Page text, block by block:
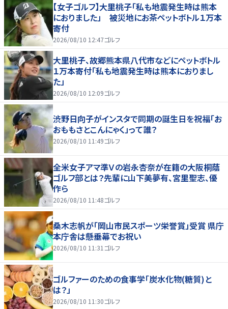
【女子ゴルフ】大里桃子「私も地震発生時は熊本
におりました」 被災地にお茶ペットボトル１万本
寄付
2026/08/10 12:47ゴルフ
大里桃子、故郷熊本県八代市などにペットボトル
１万本寄付「私も地震発生時は熊本におりまし
た」
2026/08/10 12:09ゴルフ
渋野日向子がインスタで同期の誕生日を祝福「お
おももさとこんにゃく」って誰？
2026/08/10 11:49ゴルフ
全米女子アマ準Ｖの岩永杏奈が在籍の大阪桐蔭
ゴルフ部とは？先輩に山下美夢有、宮里聖志、優
作ら
2026/08/10 11:48ゴルフ
桑木志帆が「岡山市民スポーツ栄誉賞」受賞 県庁
本庁舎は懸垂幕でお祝い
2026/08/10 11:31 ゴルフ
ゴルファーのための食事学「炭水化物(糖質)と
は？」
2026/08/10 11:30ゴルフ